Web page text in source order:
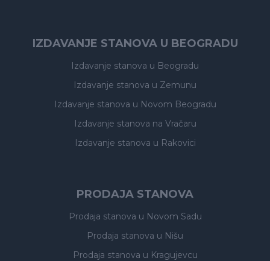
IZDAVANJE STANOVA U BEOGRADU
Izdavanje stanova u Beogradu
Izdavanje stanova u Zemunu
Izdavanje stanova u Novom Beogradu
Izdavanje stanova na Vračaru
Izdavanje stanova u Rakovici
PRODAJA STANOVA
Prodaja stanova u Novom Sadu
Prodaja stanova u Nišu
Prodaja stanova u Kragujevcu